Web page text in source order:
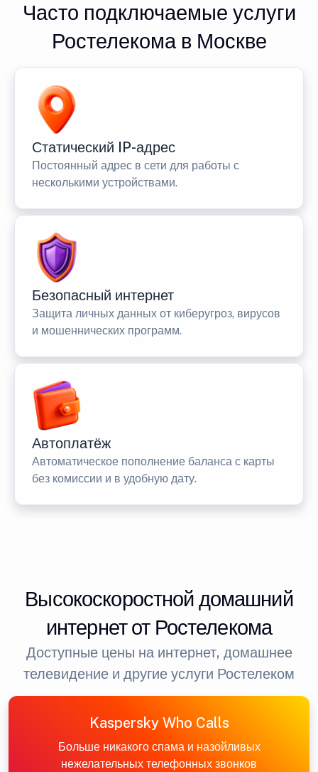
Часто подключаемые услуги
Ростелекома в Москве
Статический IP-адрес
Постоянный адрес в сети для работы с
несколькими устройствами.
Безопасный интернет
Защита личных данных от киберугроз, вирусов
и мошеннических программ.
Автоплатёж
Автоматическое пополнение баланса с карты
без комиссии и в удобную дату.
Высокоскоростной домашний
интернет от Ростелекома
Доступные цены на интернет, домашнее
телевидение и другие услуги Ростелеком
Kaspersky Who Calls
Больше никакого спама и назойливых
нежелательных телефонных звонков